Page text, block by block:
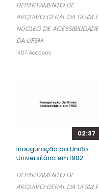
DEPARTAMENTO DE
ARQUIVO GERAL DA UFSM E
NÚCLEO DE ACESSIBILIDADE
DA UFSM
1407 Acessos
02:37
Inauguração da União
Universitária em 1982
DEPARTAMENTO DE
ARQUIVO GERAL DA UFSM E